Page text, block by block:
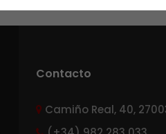
Contacto
Camiño Real, 40,